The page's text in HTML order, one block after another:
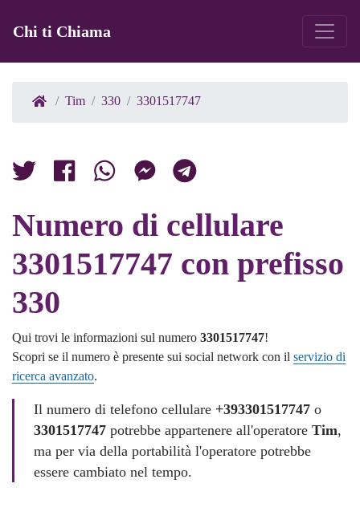
Chi ti Chiama
Tim 330 3301517747
Numero di cellulare
3301517747 con prefisso
330
Qui trovi le informazioni sul numero 3301517747!
Scopri se il numero è presente sui social network con il servizio di
ricerca avanzato.
Il numero di telefono cellulare +393301517747 o
3301517747 potrebbe appartenere all'operatoreTim,
ma per via della portabilità l'operatore potrebbe
essere cambiato nel tempo.